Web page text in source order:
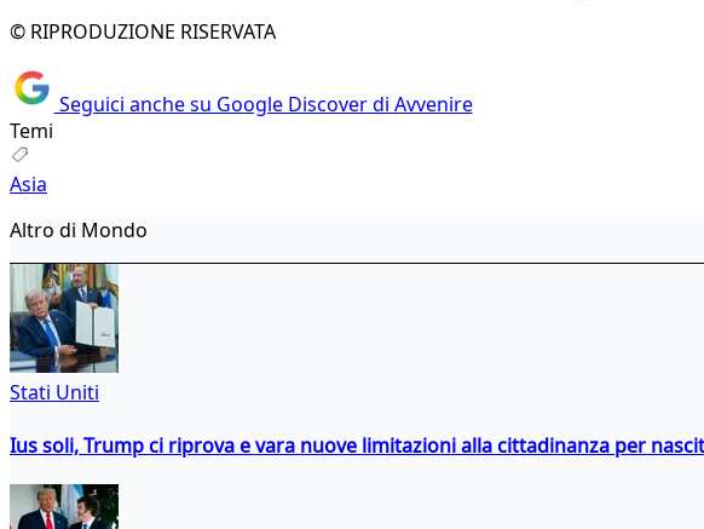
© RIPRODUZIONE RISERVATA
Seguici anche su Google Discover di Avvenire
Temi
Asia
Altro di Mondo
Stati Uniti
Ius soli, Trump ci riprova e vara nuove limitazioni alla cittadinanza per